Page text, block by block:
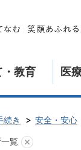
・教育 医
続き 安全・安心
覧